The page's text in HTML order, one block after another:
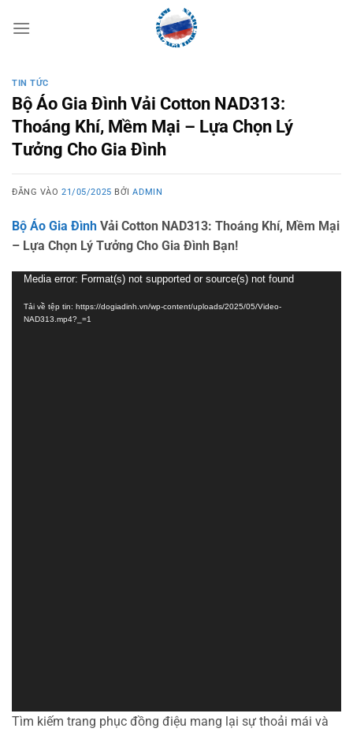
qua
TIN TỨC
Bộ Áo Gia Đình Vải Cotton NAD313:
Thoáng Khí, Mềm Mại – Lựa Chọn Lý
Tưởng Cho Gia Đình
ĐĂNG VÀO21/05/2025 BỞIADMIN
Bộ Áo Gia Đình Vải Cotton NAD313: Thoáng Khí, Mềm Mại
– Lựa Chọn Lý Tưởng Cho Gia Đình Bạn!
Trình
chơi
Video
Media error: Format(s) not supported or source(s) not found
Tải về tệp tin: https://dogiadinh.vn/wp-content/uploads/2025/05/Video-
NAD313.mp4?_=1
Tìm kiếm trang phục đồng điệu mang lại sự thoải mái và